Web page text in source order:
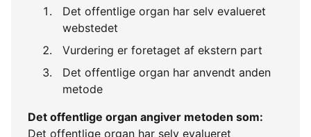
Det offentlige organ har selv evalueret
webstedet
Vurdering er foretaget af ekstern part
Det offentlige organ har anvendt anden
metode
Det offentlige organ angiver metoden som:
Det offentlige organ har selv evalueret